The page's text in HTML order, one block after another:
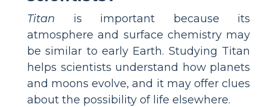
Titan is important because its
atmosphere and surface chemistry may
be similar to early Earth. Studying Titan
helps scientists understand how planets
and moons evolve, and it may offer clues
about the possibility of life elsewhere.